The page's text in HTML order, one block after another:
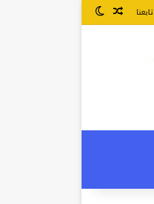
تابعنا مقال عشوائي
الوضع المظلم